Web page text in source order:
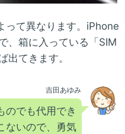
って異なります。iPhone
、箱に入っている「SIM
出てきます。
吉田あゆみ
のでも代用でき
ないので、勇気